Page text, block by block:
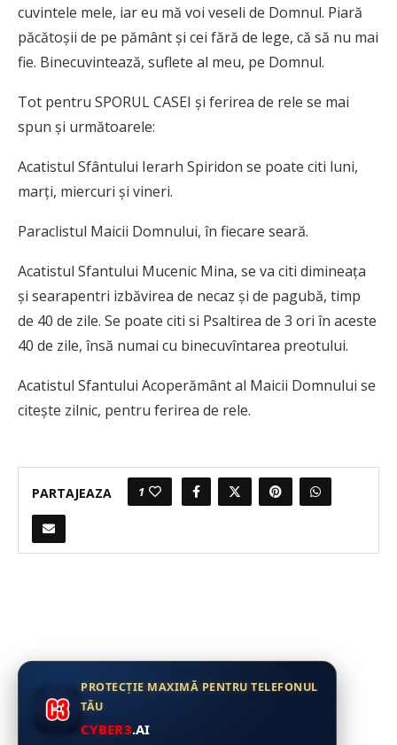
cuvintele mele, iar eu mă voi veseli de Domnul. Piară
păcătoşii de pe pământ şi cei fără de lege, că să nu mai
fie. Binecuvintează, suflete al meu, pe Domnul.
Tot pentru SPORUL CASEI și ferirea de rele se mai
spun și următoarele:
Acatistul Sfântului Ierarh Spiridon se poate citi luni,
marți, miercuri și vineri.
Paraclistul Maicii Domnului, în fiecare seară.
Acatistul Sfantului Mucenic Mina, se va citi dimineața
și searapentri izbăvirea de necaz și de pagubă, timp
de 40 de zile. Se poate citi si Psaltirea de 3 ori în aceste
40 de zile, însă numai cu binecuvîntarea preotului.
Acatistul Sfantului Acoperământ al Maicii Domnului se
citește zilnic, pentru ferirea de rele.
PARTAJEAZA 1
PROTECȚIE MAXIMĂ PENTRU TELEFONUL
TĂU
CYBER3.AI